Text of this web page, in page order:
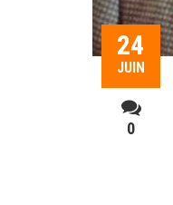
24
JUIN
0